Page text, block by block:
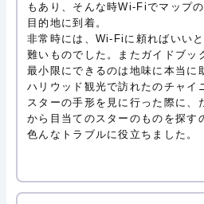
もあり、そんな時Wi-Fiでマップ
目的地に到着。
非常時には、Wi-Fiに頼ればいい
難いものでした。またガイドブッ
最小限にできるのは地味に本当に
ハリウッド観光で訪れたのチャイ
スターの手形を見に行った際に、
から目当てのスターのものを探す
色んなトラブルに役立ちました。